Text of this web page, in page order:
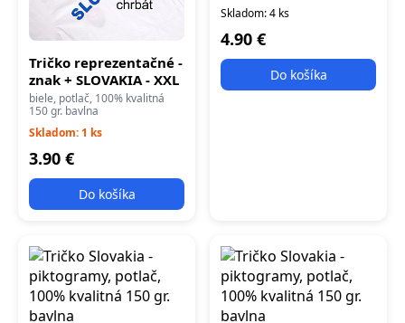
Tričko reprezentačné -
znak + SLOVAKIA - XXL
biele, potlač, 100% kvalitná
150 gr. bavlna
Skladom: 1 ks
3.90 €
Do košíka
Skladom: 4 ks
4.90 €
Do košíka